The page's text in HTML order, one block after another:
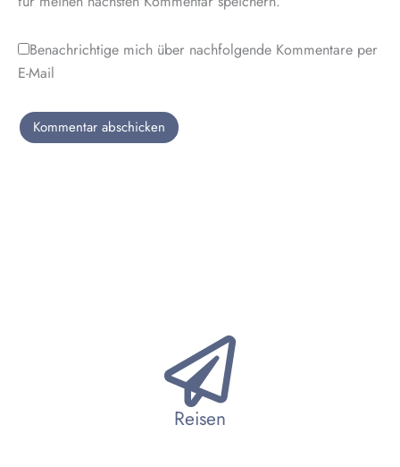
Benachrichtige mich über nachfolgende Kommentare per
E-Mail
Reisen